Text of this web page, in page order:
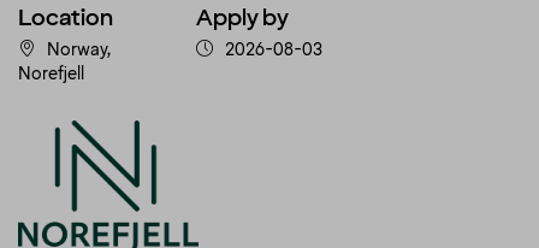
Location
Norway,
Norefjell
Apply by
2026-08-03